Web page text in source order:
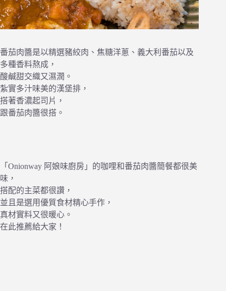
番茄肉醬是以精選豬絞肉、焦糖洋蔥、義大利番茄以及
多種香料熬成，
酸鹹甜交織又濕潤。
紮實多汁味美的漢堡排，
搭著香濃起司片，
跟番茄肉醬很搭。
「Onionway 阿娘味廚房」的咖哩和番茄肉醬簡餐都很美
味，
搭配的主菜都很讚，
並且是選用優質食材精心手作，
真材實料又很暖心。
在此推薦給大家！